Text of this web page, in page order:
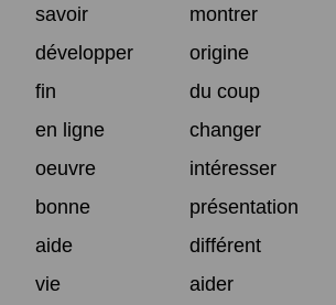
savoir
montrer
développer
origine
fin
du coup
en ligne
changer
oeuvre
intéresser
bonne
présentation
aide
différent
vie
aider